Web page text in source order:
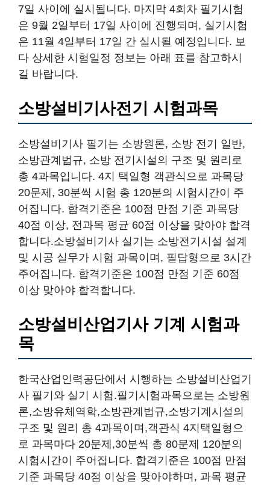
7일 사이에 실시됩니다. 마지막 4회차 필기시험
은 9월 2일부터 17일 사이에 진행되며, 실기시험
은 11월 4일부터 17일 간 실시될 예정입니다. 보
다 상세한 시험일정 정보는 아래 표를 참고하시
길 바랍니다.
소방설비기사전기 시험과목
소방설비기사 필기는 소방원론, 소방 전기 일반,
소방관계법규, 소방 전기시설의 구조 및 원리로
총 4과목입니다. 4지 택일형 객관식으로 과목당
20문제, 30분씩 시험 총 120분의 시험시간이 주
어집니다. 합격기준은 100점 만점 기준 과목당
40점 이상, 전과목 평균 60점 이상을 맞아야 합격
합니다.소방설비기사 실기는 소방전기시설 설계
및 시공 실무가 시험 과목이며, 필답형으로 3시간
주어집니다. 합격기준은 100점 만점 기준 60점
이상 맞아야 합격합니다.
소방설비산업기사 기계 시험과
목
한국산업인력공단에서 시행하는 소방설비산업기
사 필기와 실기 시험.필기시험과목으로는 소방원
론,소방유체역학,소방관계법규,소방기계시설의
구조 및 원리 총 4과목이며,객관식 4지택일형으
로 과목마다 20문제,30분씩 총 80문제 120분의
시험시간이 주어집니다. 합격기준은 100점 만점
기준 과목당 40점 이상을 맞아야하며, 과목 평균